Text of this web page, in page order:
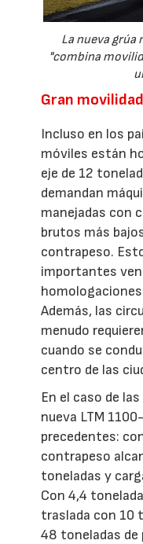
La nueva grúa
"combina
Gran
Incluso en los
móviles están
eje de 12
demandan
manejadas con
brutos más
contrapeso.
importantes
Además, las
menudo
cuando se
centro de las
En el caso de
nueva LTM
precedentes:
contrapeso
toneladas y
Con 4,4
traslada con 10
48 toneladas de